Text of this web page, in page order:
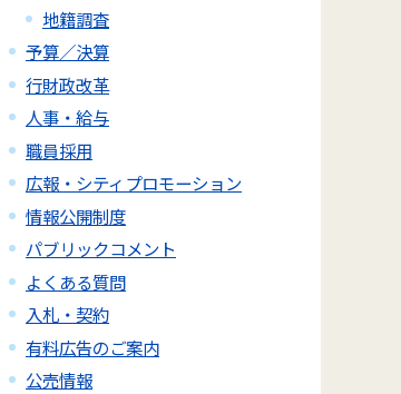
地籍調査
予算／決算
行財政改革
人事・給与
職員採用
広報・シティプロモーション
情報公開制度
パブリックコメント
よくある質問
入札・契約
有料広告のご案内
公売情報